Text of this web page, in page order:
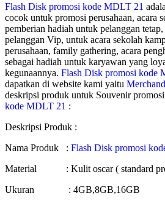
Flash Disk promosi kode MDLT 21
cocok untuk promosi perusahaan, acara
pemberian hadiah untuk pelanggan
pelanggan Vip, untuk acara sekolah
perusahaan, family gathering, acara
sebagai hadiah untuk karyawan yang
kegunaannya. Flash Disk promosi kode
dapatkan di website kami yaitu
deskripsi produk untuk Souvenir
kode MDLT 21 :
Deskripsi Produk :
Nama Produk : Flash Disk promosi
Material : Kulit oscar ( standard
Ukuran : 4GB,8GB,16GB